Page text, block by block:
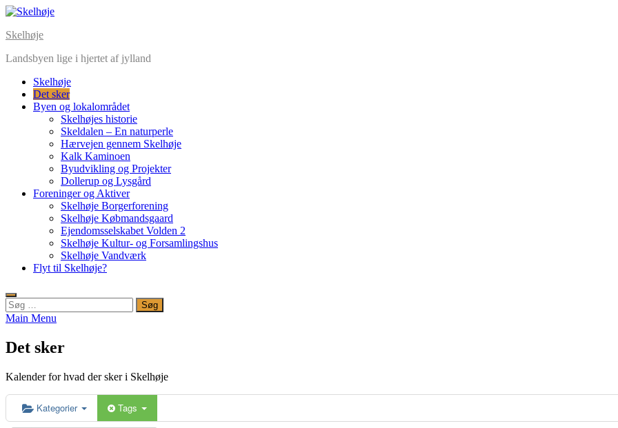
Skip
content
Skelhøje
Landsbyen lige i hjertet af jylland
Skelhøje
Det sker
Byen og lokalområdet
Skelhøjes historie
Skeldalen – En naturperle
Hærvejen gennem Skelhøje
Kalk Kaminoen
Byudvikling og Projekter
Dollerup og Lysgård
Foreninger og Aktiver
Skelhøje Borgerforening
Skelhøje Købmandsgaard
Ejendomsselskabet Volden 2
Skelhøje Kultur- og Forsamlingshus
Skelhøje Vandværk
Flyt til Skelhøje?
Søg
efter:
Main Menu
Det sker
Kalender for hvad der sker i Skelhøje
Kategorier Tags